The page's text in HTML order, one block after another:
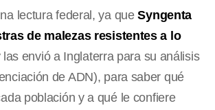
lectura federal, ya queSyngenta
de malezas resistentes a lo
envió a Inglaterra para su análisis
de ADN), para saber qué
población y a qué le confiere